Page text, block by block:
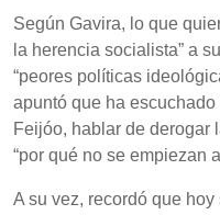
Según Gavira, lo que
la herencia socialista” a
“peores políticas
apuntó que ha
Feijóo, hablar de derogar
“por qué no se empiezan
A su vez, recordó que